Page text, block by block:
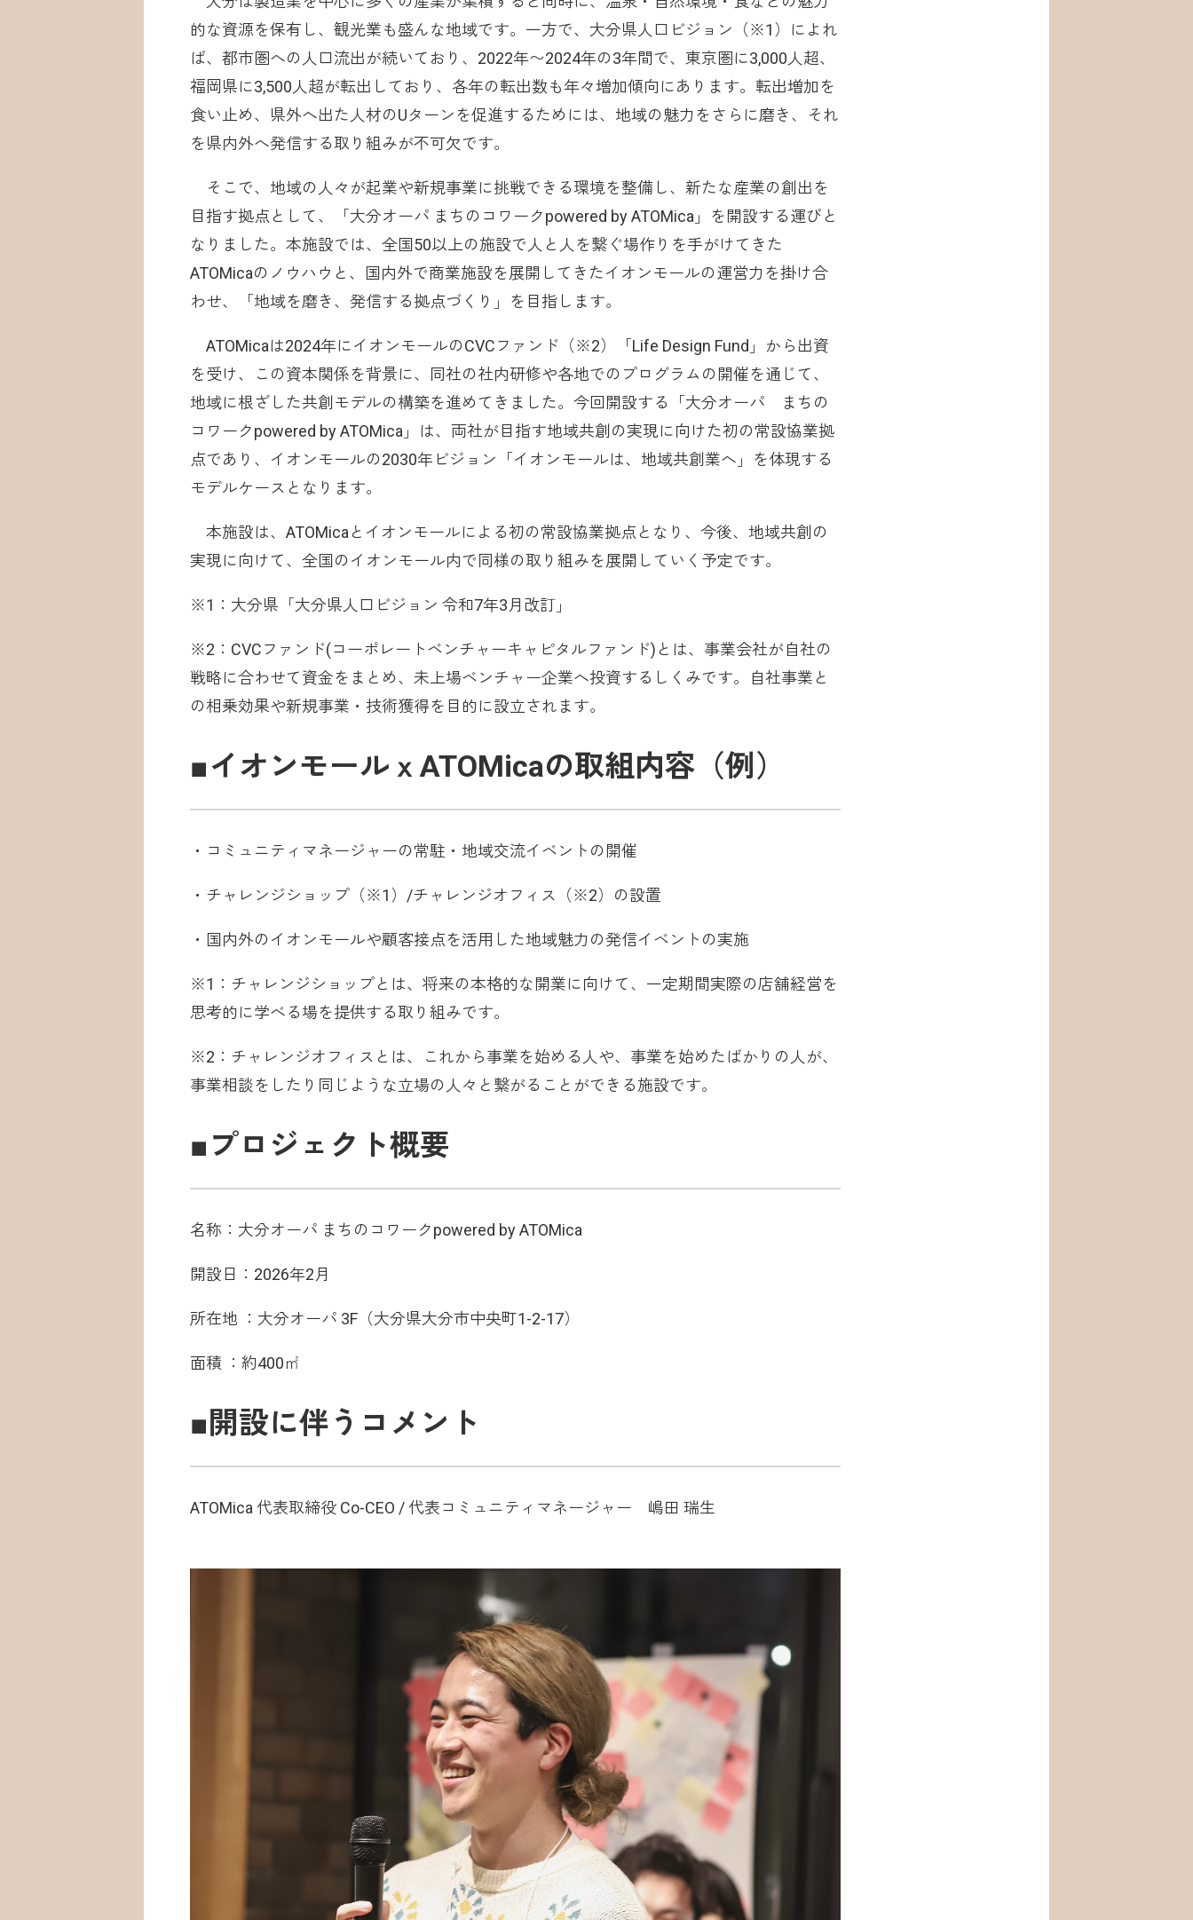
的な資源を保有し、観光業も盛んな地域です。一方で、大分県人口ビジョン（※1）によれ
ば、都市圏への人口流出が続いており、2022年〜2024年の3年間で、東京圏に3,000人超、
福岡県に3,500人超が転出しており、各年の転出数も年々増加傾向にあります。転出増加を
食い止め、県外へ出た人材のUターンを促進するためには、地域の魅力をさらに磨き、それ
を県内外へ発信する取り組みが不可欠です。
そこで、地域の人々が起業や新規事業に挑戦できる環境を整備し、新たな産業の創出を
目指す拠点として、「大分オーパ まちのコワークpowered by ATOMica」を開設する運びと
なりました。本施設では、全国50以上の施設で人と人を繋ぐ場作りを手がけてきた
ATOMicaのノウハウと、国内外で商業施設を展開してきたイオンモールの運営力を掛け合
わせ、「地域を磨き、発信する拠点づくり」を目指します。
ATOMicaは2024年にイオンモールのCVCファンド（※2）「Life Design Fund」から出資
を受け、この資本関係を背景に、同社の社内研修や各地でのプログラムの開催を通じて、
地域に根ざした共創モデルの構築を進めてきました。今回開設する「大分オーパ まちの
コワークpowered by ATOMica」は、両社が目指す地域共創の実現に向けた初の常設協業拠
点であり、イオンモールの2030年ビジョン「イオンモールは、地域共創業へ」を体現する
モデルケースとなります。
本施設は、ATOMicaとイオンモールによる初の常設協業拠点となり、今後、地域共創の
実現に向けて、全国のイオンモール内で同様の取り組みを展開していく予定です。
※1：大分県「大分県人口ビジョン 令和7年3月改訂」
※2：CVCファンド(コーポレートベンチャーキャピタルファンド)とは、事業会社が自社の
戦略に合わせて資金をまとめ、未上場ベンチャー企業へ投資するしくみです。自社事業と
の相乗効果や新規事業・技術獲得を目的に設立されます。
■イオンモールｘATOMicaの取組内容（例）
・コミュニティマネージャーの常駐・地域交流イベントの開催
・チャレンジショップ（※1）/チャレンジオフィス（※2）の設置
・国内外のイオンモールや顧客接点を活用した地域魅力の発信イベントの実施
※1：チャレンジショップとは、将来の本格的な開業に向けて、一定期間実際の店舗経営を
思考的に学べる場を提供する取り組みです。
※2：チャレンジオフィスとは、これから事業を始める人や、事業を始めたばかりの人が、
事業相談をしたり同じような立場の人々と繋がることができる施設です。
■プロジェクト概要
名称：大分オーパ まちのコワークpowered by ATOMica
開設日：2026年2月
所在地 ：大分オーパ 3F（大分県大分市中央町1-2-17）
面積 ：約400㎡
■開設に伴うコメント
ATOMica 代表取締役 Co-CEO / 代表コミュニティマネージャー 嶋田 瑞生